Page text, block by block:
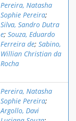
Pereira, Natasha
Sophie Pereira;
Silva, Sandro Dutra
e; Souza, Eduardo
Ferreira de; Sabino,
Willian Christian da
Rocha
Pereira, Natasha
Sophie Pereira;
Argollo, Davi